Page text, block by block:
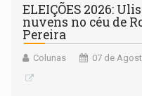
ELEIÇÕES 2026:
nuvens no céu de
Pereira
Colunas 07 de